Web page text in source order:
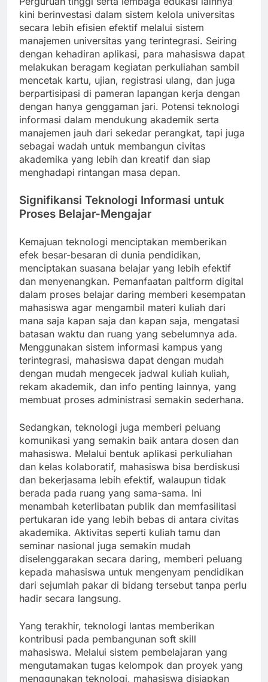
kini berinvestasi dalam sistem kelola universitas
secara lebih efisien efektif melalui sistem
manajemen universitas yang terintegrasi. Seiring
dengan kehadiran aplikasi, para mahasiswa dapat
melakukan beragam kegiatan perkuliahan sambil
mencetak kartu, ujian, registrasi ulang, dan juga
berpartisipasi di pameran lapangan kerja dengan
dengan hanya genggaman jari. Potensi teknologi
informasi dalam mendukung akademik serta
manajemen jauh dari sekedar perangkat, tapi juga
sebagai wadah untuk membangun civitas
akademika yang lebih dan kreatif dan siap
menghadapi rintangan masa depan.
Signifikansi Teknologi Informasi untuk
Proses Belajar-Mengajar
Kemajuan teknologi menciptakan memberikan
efek besar-besaran di dunia pendidikan,
menciptakan suasana belajar yang lebih efektif
dan menyenangkan. Pemanfaatan paltform digital
dalam proses belajar daring memberi kesempatan
mahasiswa agar mengambil materi kuliah dari
mana saja kapan saja dan kapan saja, mengatasi
batasan waktu dan ruang yang sebelumnya ada.
Menggunakan sistem informasi kampus yang
terintegrasi, mahasiswa dapat dengan mudah
dengan mudah mengecek jadwal kuliah kuliah,
rekam akademik, dan info penting lainnya, yang
membuat proses administrasi semakin sederhana.
Sedangkan, teknologi juga memberi peluang
komunikasi yang semakin baik antara dosen dan
mahasiswa. Melalui bentuk aplikasi perkuliahan
dan kelas kolaboratif, mahasiswa bisa berdiskusi
dan bekerjasama lebih efektif, walaupun tidak
berada pada ruang yang sama-sama. Ini
menambah keterlibatan publik dan memfasilitasi
pertukaran ide yang lebih bebas di antara civitas
akademika. Aktivitas seperti kuliah tamu dan
seminar nasional juga semakin mudah
diselenggarakan secara daring, memberi peluang
kepada mahasiswa untuk mengenyam pendidikan
dari sejumlah pakar di bidang tersebut tanpa perlu
hadir secara langsung.
Yang terakhir, teknologi lantas memberikan
kontribusi pada pembangunan soft skill
mahasiswa. Melalui sistem pembelajaran yang
mengutamakan tugas kelompok dan proyek yang
menggunakan teknologi, mahasiswa disiapkan